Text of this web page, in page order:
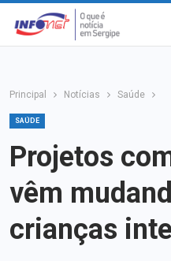
Principal Notícias Saúde
SAÚDE
Projetos
vêm
crianças